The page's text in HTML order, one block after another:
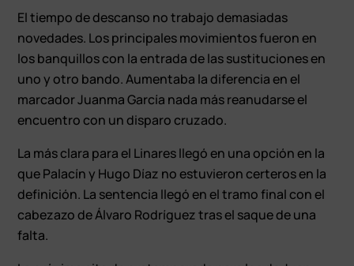
El tiempo de descanso no trabajo demasiadas
novedades. Los principales movimientos fueron en
los banquillos con la entrada de las sustituciones en
uno y otro bando. Aumentaba la diferencia en el
marcador Juanma García nada más reanudarse el
encuentro con un disparo cruzado.
La más clara para el Linares llegó en una opción en la
que Palacín y Hugo Díaz no estuvieron certeros en la
definición. La sentencia llegó en el tramo final con el
cabezazo de Álvaro Rodríguez tras el saque de una
falta.